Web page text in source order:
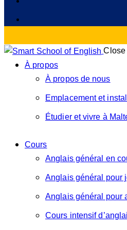
Close
À propos
À propos de nous
Emplacement et
Étudier et vivre à
Cours
Anglais général en
Anglais général pour
Anglais général pour
Cours intensif